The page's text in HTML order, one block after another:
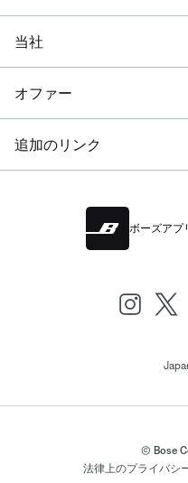
当社
オファー
追加のリンク
ボーズアプ
© Bose
法律上のプライバシ